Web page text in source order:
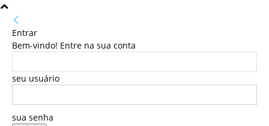
Entrar
Bem-vindo! Entre na sua conta
seu usuário
sua senha